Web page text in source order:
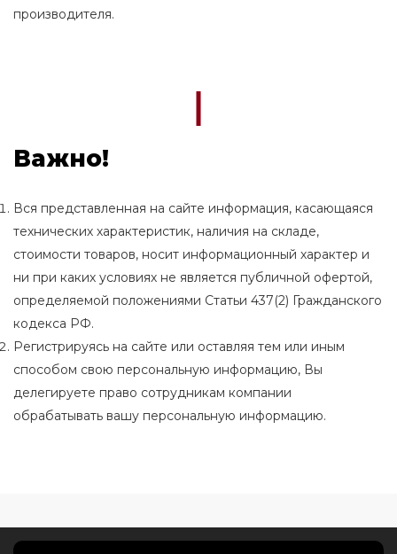
производителя.
Важно!
Вся представленная на сайте информация, касающаяся
технических характеристик, наличия на складе,
стоимости товаров, носит информационный характер и
ни при каких условиях не является публичной офертой,
определяемой положениями Статьи 437(2) Гражданского
кодекса РФ.
Регистрируясь на сайте или оставляя тем или иным
способом свою персональную информацию, Вы
делегируете право сотрудникам компании
обрабатывать вашу персональную информацию.